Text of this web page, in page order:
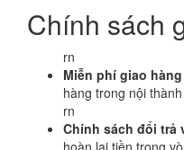
Chính sách
rn
Miễn phí giao
hàng trong nội
rn
Chính sách đổi trả